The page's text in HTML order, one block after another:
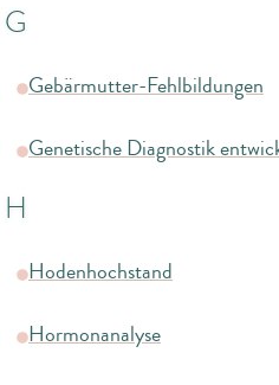
G
Gebärmutter-Fehlbildungen
Genetische Diagnostik
H
Hodenhochstand
Hormonanalyse